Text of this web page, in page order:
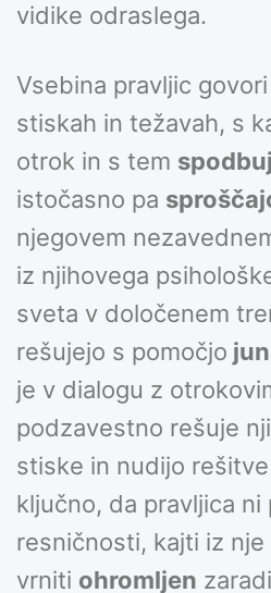
vidike odraslega.
Vsebina pravljic
stiskah in težavah, s
otrok in s tem
istočasno pa
njegovem
iz njihovega
sveta v določenem
rešujejo s pomočjo
je v dialogu z
podzavestno rešuje
stiske in nudijo
ključno, da pravljica
resničnosti, kajti iz
vrniti ohromljen